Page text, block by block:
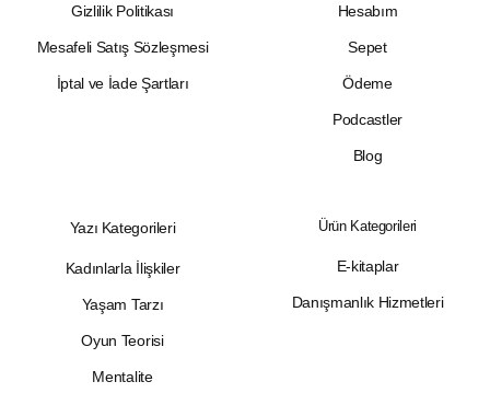
Gizlilik Politikası
Mesafeli Satış Sözleşmesi
İptal ve İade Şartları
Hesabım
Sepet
Ödeme
Podcastler
Blog
Yazı Kategorileri
Kadınlarla İlişkiler
Yaşam Tarzı
Oyun Teorisi
Mentalite
Ürün Kategorileri
E-kitaplar
Danışmanlık Hizmetleri